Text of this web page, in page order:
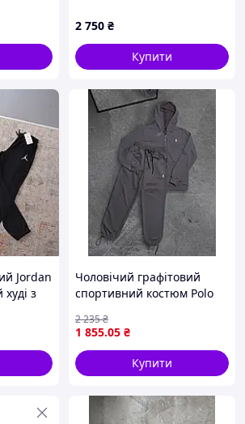
90" у
💣💥
повсякденного носіння,
Туреччина
2 750 ₴
Купити
Jordan
з
Чоловічий графітовий
спортивний костюм Polo
штанами ART0243
1 855.05 ₴
2 235₴
Купити